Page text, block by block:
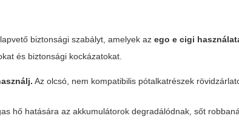
biztonsági szabályt, amelyek azego e cigi
és biztonsági kockázatokat.
Az olcsó, nem kompatibilis pótalkatrészek
hő hatására az akkumulátorok degradálódnak, sőt